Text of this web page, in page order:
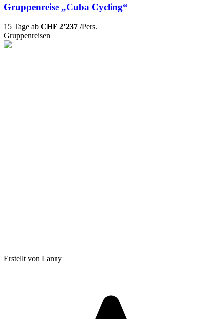
Gruppenreise „Cuba Cycling“
15 Tage ab CHF 2’237 /Pers.
Gruppenreisen
Erstellt von Lanny